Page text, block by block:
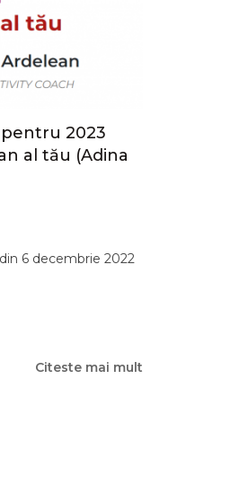
2023
al tău (Adina
6 decembrie 2022
Citeste mai mult